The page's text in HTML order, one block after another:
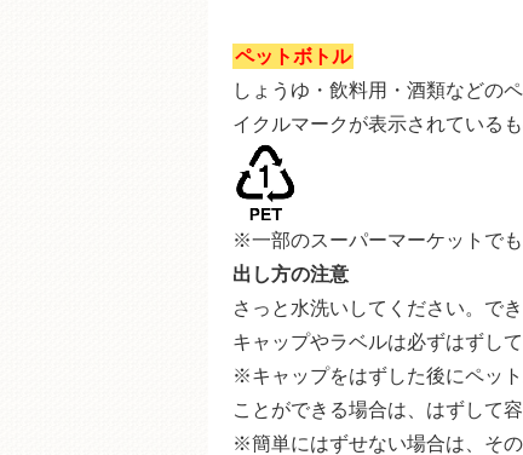
ペットボトル
しょうゆ・飲料用・酒類などの
イクルマークが表示されているも
※一部のスーパーマーケットで
出し方の注意
さっと水洗いしてください。で
キャップやラベルは必ずはずし
※キャップをはずした後にペッ
ことができる場合は、はずして
※簡単にはずせない場合は、そ